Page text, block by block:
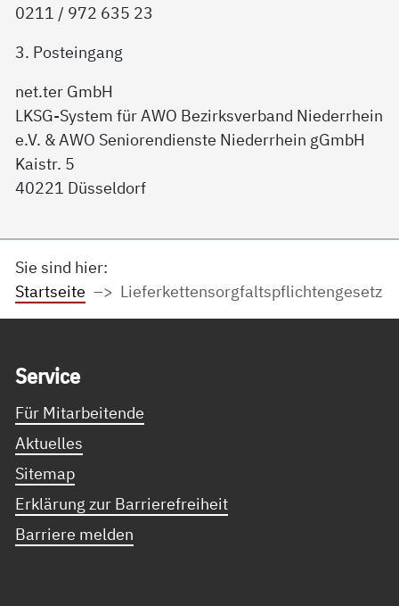
0211 / 972 635 23
3. Posteingang
net.ter GmbH
LKSG-System für AWO Bezirksverband Niederrhein
e.V. & AWO Seniorendienste Niederrhein gGmbH
Kaistr. 5
40221 Düsseldorf
Sie sind hier:
Startseite
Lieferkettensorgfaltspflichtengesetz
Ser­vice
Für Mitarbeitende
Aktuelles
Sitemap
Erklärung zur Barrierefreiheit
Barriere melden